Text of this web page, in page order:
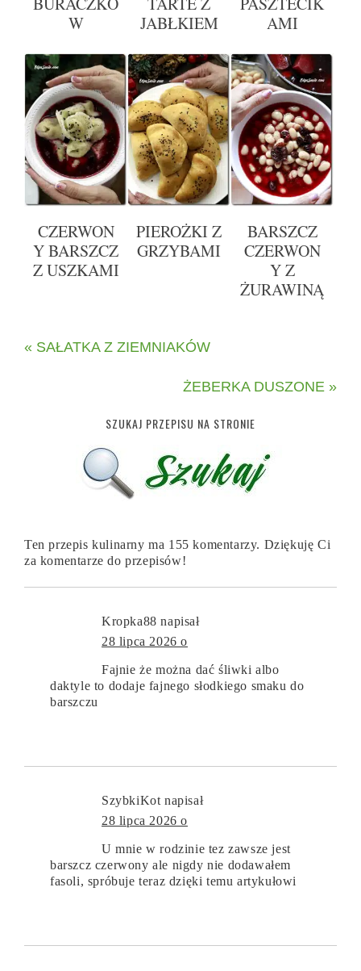
W
JABŁKIEM
AMI
CZERWON
Y BARSZCZ
Z USZKAMI
PIEROŻKI Z
GRZYBAMI
BARSZCZ
CZERWON
Y Z
ŻURAWINĄ
« SAŁATKA Z ZIEMNIAKÓW
ŻEBERKA DUSZONE »
SZUKAJ PRZEPISU NA STRONIE
Ten przepis kulinarny ma 155 komentarzy. Dziękuję Ci
za komentarze do przepisów!
Kropka88 napisał
28 lipca 2026 o
Fajnie że można dać śliwki albo
daktyle to dodaje fajnego słodkiego smaku do
barszczu
SzybkiKot napisał
28 lipca 2026 o
U mnie w rodzinie tez zawsze jest
barszcz czerwony ale nigdy nie dodawałem
fasoli, spróbuje teraz dzięki temu artykułowi